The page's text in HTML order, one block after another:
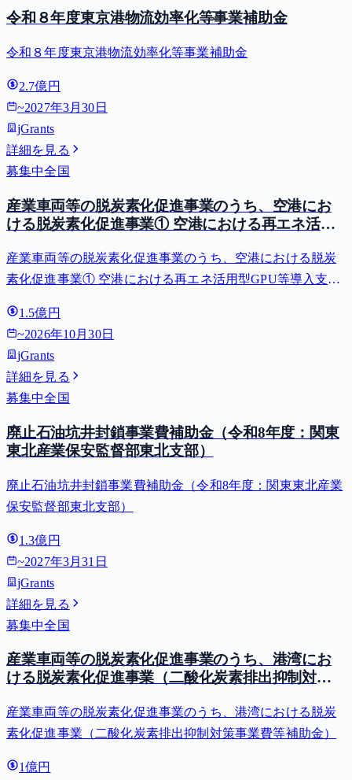
令和８年度東京港物流効率化等事業補助金
令和８年度東京港物流効率化等事業補助金
2.7億円
~2027年3月30日
jGrants
詳細を見る
募集中全国
産業車両等の脱炭素化促進事業のうち、空港にお
ける脱炭素化促進事業① 空港における再エネ活用
費等補助金）
産業車両等の脱炭素化促進事業のうち、空港における脱炭
素化促進事業① 空港における再エネ活用型GPU等導入支援
1.5億円
~2026年10月30日
jGrants
詳細を見る
募集中全国
廃止石油坑井封鎖事業費補助金（令和8年度：関東
東北産業保安監督部東北支部）
廃止石油坑井封鎖事業費補助金（令和8年度：関東東北産業
保安監督部東北支部）
1.3億円
~2027年3月31日
jGrants
詳細を見る
募集中全国
産業車両等の脱炭素化促進事業のうち、港湾にお
ける脱炭素化促進事業（二酸化炭素排出抑制対策
産業車両等の脱炭素化促進事業のうち、港湾における脱炭
素化促進事業（二酸化炭素排出抑制対策事業費等補助金）
1億円